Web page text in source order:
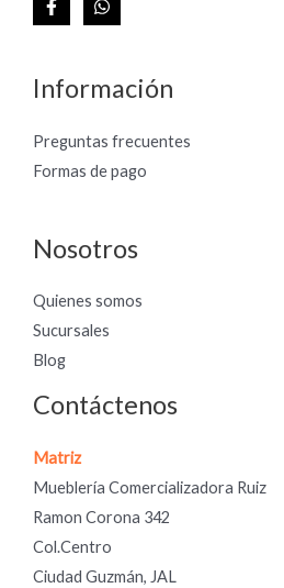
Información
Preguntas frecuentes
Formas de pago
Nosotros
Quienes somos
Sucursales
Blog
Contáctenos
Matriz
Mueblería Comercializadora Ruiz
Ramon Corona 342
Col.Centro
Ciudad Guzmán, JAL